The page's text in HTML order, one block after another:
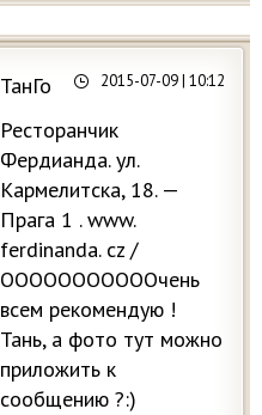
ТанГо 2015-07-09| 10:12
Ресторанчик
Фердианда. ул.
Кармелитска, 18. —
Прага 1 . www.
ferdinаndа. cz /
ОООООООООООчень
всем рекомендую !
Тань, а фото тут можно
приложить к
сообщению ?:)